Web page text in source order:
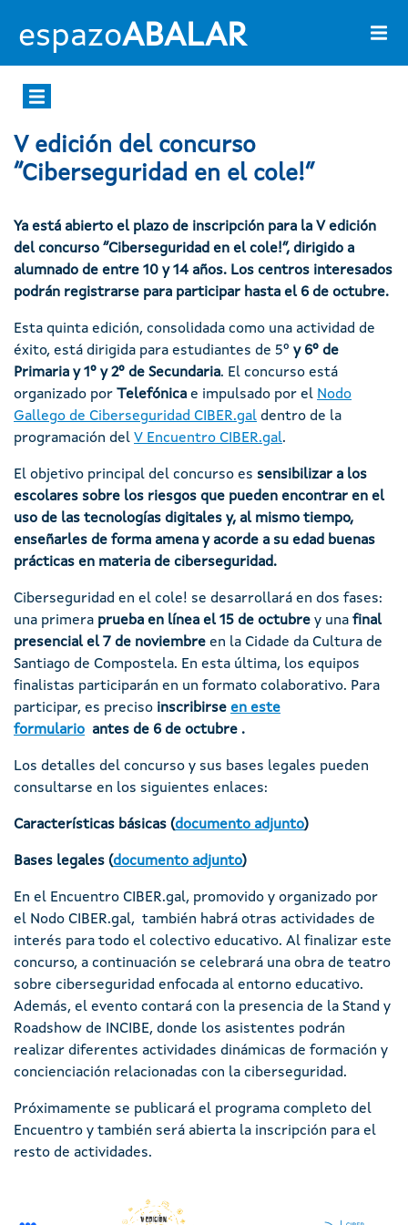
espazoABALAR
V edición del concurso
“Ciberseguridad en el cole!”
Ya está abierto el plazo de inscripción para la V edición
del concurso “Ciberseguridad en el cole!”, dirigido a
alumnado de entre 10 y 14 años. Los centros interesados
podrán registrarse para participar hasta el 6 de octubre.
Esta quinta edición, consolidada como una actividad de
éxito, está dirigida para estudiantes de 5º y 6º de
Primaria y 1º y 2º de Secundaria. El concurso está
organizado por Telefónica e impulsado por el Nodo
Gallego de Ciberseguridad CIBER.gal dentro de la
programación del V Encuentro CIBER.gal.
El objetivo principal del concurso es sensibilizar a los
escolares sobre los riesgos que pueden encontrar en el
uso de las tecnologías digitales y, al mismo tiempo,
enseñarles de forma amena y acorde a su edad buenas
prácticas en materia de ciberseguridad.
Ciberseguridad en el cole! se desarrollará en dos fases:
una primera prueba en línea el 15 de octubre y una final
presencial el 7 de noviembre en la Cidade da Cultura de
Santiago de Compostela. En esta última, los equipos
finalistas participarán en un formato colaborativo. Para
participar, es preciso inscribirse en este
formulario antes de 6 de octubre .
Los detalles del concurso y sus bases legales pueden
consultarse en los siguientes enlaces:
Características básicas (documento adjunto)
Bases legales (documento adjunto)
En el Encuentro CIBER.gal, promovido y organizado por
el Nodo CIBER.gal, también habrá otras actividades de
interés para todo el colectivo educativo. Al finalizar este
concurso, a continuación se celebrará una obra de teatro
sobre ciberseguridad enfocada al entorno educativo.
Además, el evento contará con la presencia de la Stand y
Roadshow de INCIBE, donde los asistentes podrán
realizar diferentes actividades dinámicas de formación y
concienciación relacionadas con la ciberseguridad.
Próximamente se publicará el programa completo del
Encuentro y también será abierta la inscripción para el
resto de actividades.